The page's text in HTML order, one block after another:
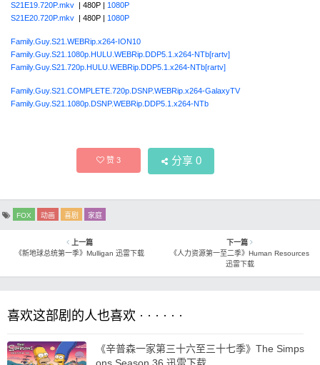
S21E19.720P.mkv | 480P | 1080P
S21E20.720P.mkv | 480P | 1080P
Family.Guy.S21.WEBRip.x264-ION10
Family.Guy.S21.1080p.HULU.WEBRip.DDP5.1.x264-NTb[rartv]
Family.Guy.S21.720p.HULU.WEBRip.DDP5.1.x264-NTb[rartv]
Family.Guy.S21.COMPLETE.720p.DSNP.WEBRip.x264-GalaxyTV
Family.Guy.S21.1080p.DSNP.WEBRip.DDP5.1.x264-NTb
赞3 分享 0
FOX 动画 喜剧 家庭
上一篇
《新地球总统第一季》Mulligan 迅雷下载
下一篇
《人力资源第一至二季》Human Resources
迅雷下载
喜欢这部剧的人也喜欢 · · · · · ·
《辛普森一家第三十六至三十七季》The Simps